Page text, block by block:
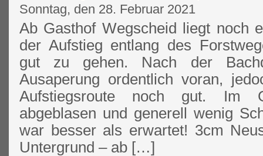
Sonntag, den 28. Februar 2021
Ab Gasthof Wegscheid liegt noch
der Aufstieg entlang des
gut zu gehen. Nach der
Ausaperung ordentlich voran,
Aufstiegsroute noch gut. Im
abgeblasen und generell wenig
war besser als erwartet! 3cm
Untergrund – ab […]